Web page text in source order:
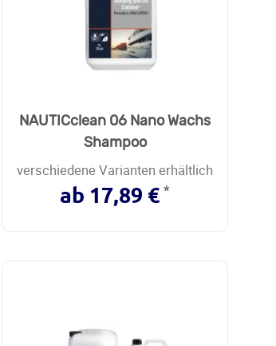
NAUTICclean 06 Nano Wachs
Shampoo
verschiedene Varianten erhältlich
ab 17,89 € *